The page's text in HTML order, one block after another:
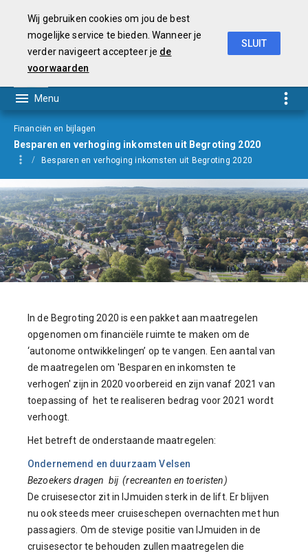
Financiën en bijlagen
Besparen en verhoging inkomsten uit Begroting 2020
Besparen en verhoging inkomsten uit Begroting 2020
In de Begroting 2020 is een pakket aan maatregelen
opgenomen om financiële ruimte te maken om de
‘autonome ontwikkelingen’ op te vangen. Een aantal van
de maatregelen om 'Besparen en inkomsten te
verhogen' zijn in 2020 voorbereid en zijn vanaf 2021 van
toepassing of het te realiseren bedrag voor 2021 wordt
verhoogt.
Het betreft de onderstaande maatregelen:
Ondernemend en duurzaam Velsen
Bezoekers dragen bij (recreanten en toeristen)
De cruisesector zit in IJmuiden sterk in de lift. Er blijven
nu ook steeds meer cruiseschepen overnachten met hun
passagiers. Om de stevige positie van IJmuiden in de
cruisesector te behouden zullen maatregelen die
Wij gebruiken cookies om jou de best
mogelijke service te bieden. Wanneer je
verder navigeert accepteer je de
voorwaarden
SLUIT